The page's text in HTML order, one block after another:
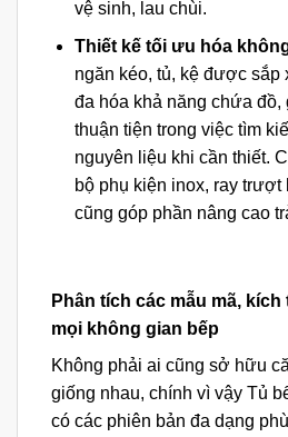
vệ sinh, lau chùi.
Thiết kế tối ưu hóa
ngăn kéo, tủ, kệ được sắp
đa hóa khả năng chứa
thuận tiện trong việc tìm
nguyên liệu khi cần thiết.
bộ phụ kiện inox, ray trượt
cũng góp phần nâng cao
Phân tích các mẫu mã,
mọi không gian bếp
Không phải ai cũng sở hữu
giống nhau, chính vì vậy Tủ
có các phiên bản đa dạng